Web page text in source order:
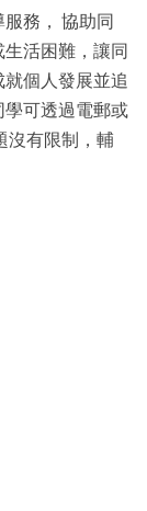
務， 協助同
活困難，讓同
個人發展並追
可透過電郵或
沒有限制，輔